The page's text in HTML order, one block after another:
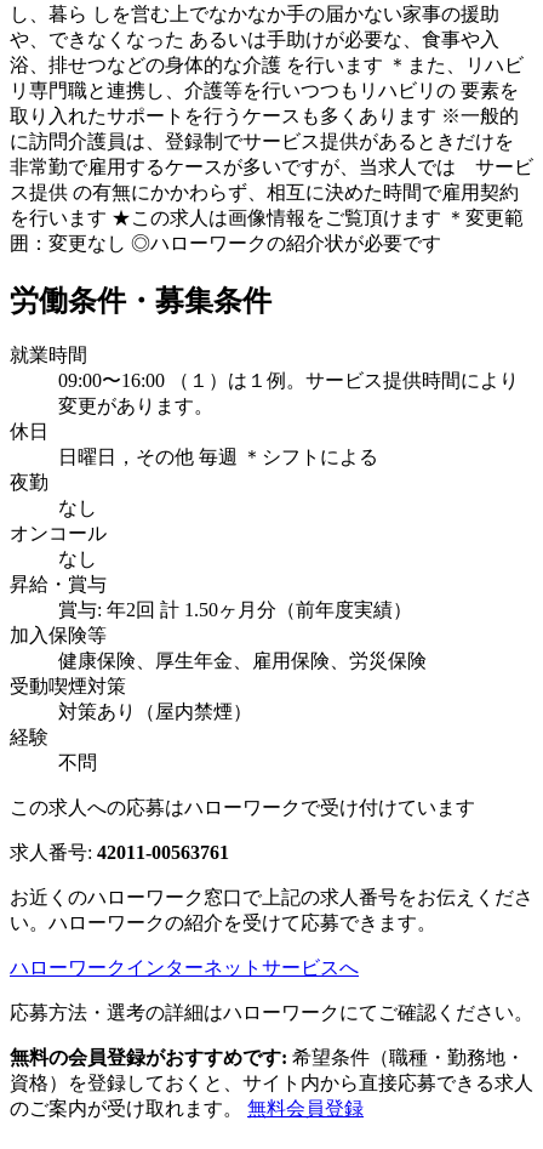
し、暮ら しを営む上でなかなか手の届かない家事の援助
や、できなくなった あるいは手助けが必要な、食事や入
浴、排せつなどの身体的な介護 を行います ＊また、リハビ
リ専門職と連携し、介護等を行いつつもリハビリの 要素を
取り入れたサポートを行うケースも多くあります ※一般的
に訪問介護員は、登録制でサービス提供があるときだけを
非常勤で雇用するケースが多いですが、当求人では サービ
ス提供 の有無にかかわらず、相互に決めた時間で雇用契約
を行います ★この求人は画像情報をご覧頂けます ＊変更範
囲：変更なし ◎ハローワークの紹介状が必要です
労働条件・募集条件
就業時間
09:00〜16:00 （１）は１例。サービス提供時間により
変更があります。
休日
日曜日，その他 毎週 ＊シフトによる
夜勤
なし
オンコール
なし
昇給・賞与
賞与: 年2回 計 1.50ヶ月分（前年度実績）
加入保険等
健康保険、厚生年金、雇用保険、労災保険
受動喫煙対策
対策あり（屋内禁煙）
経験
不問
この求人への応募はハローワークで受け付けています
求人番号: 42011-00563761
お近くのハローワーク窓口で上記の求人番号をお伝えくださ
い。ハローワークの紹介を受けて応募できます。
ハローワークインターネットサービスへ
応募方法・選考の詳細はハローワークにてご確認ください。
無料の会員登録がおすすめです: 希望条件（職種・勤務地・
資格）を登録しておくと、サイト内から直接応募できる求人
のご案内が受け取れます。 無料会員登録